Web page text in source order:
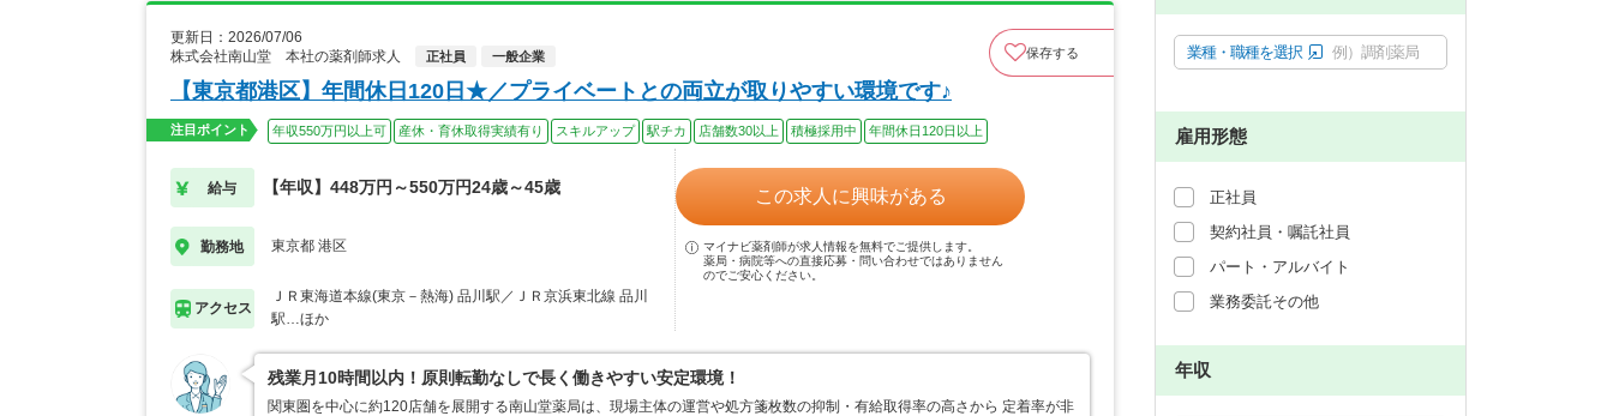
更新日：2026/07/06
株式会社南山堂 本社の薬剤師求人
正社員 一般企業 保存する
【東京都港区】年間休日120日★／プライベートとの両立が取りやすい環境です♪
注目ポイント 年収550万円以上可 産休・育休取得実績有り スキルアップ 駅チカ 店舗数30以上 積極採用中 年間休日120日以上
給与 【年収】448万円～550万円24歳～45歳
勤務地 東京都 港区
アクセス
ＪＲ東海道本線(東京－熱海) 品川駅／ＪＲ京浜東北線 品川
駅…ほか
この求人に興味がある
マイナビ薬剤師が求人情報を無料でご提供します。
薬局・病院等への直接応募・問い合わせではありません
のでご安心ください。
残業月10時間以内！原則転勤なしで長く働きやすい安定環境！
関東圏を中心に約120店舗を展開する南山堂薬局は、現場主体の運営や処方箋枚数の抑制・有給取得率の高さから 定着率が非
業種・職種を選択 例）調剤薬局
雇用形態
正社員
契約社員・嘱託社員
パート・アルバイト
業務委託その他
年収